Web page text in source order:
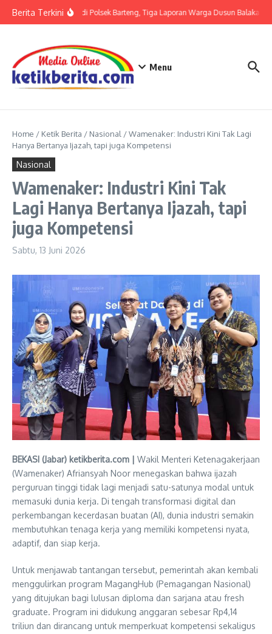
Berita TerkiniTerkait LP di Polsek Barteng, Tiga Laporan Warga Dusun Balaka di
Menu
Home / Ketik Berita / Nasional /Wamenaker: Industri Kini Tak Lagi
Hanya Bertanya Ijazah, tapi juga Kompetensi
Nasional
Wamenaker: Industri Kini Tak
Lagi Hanya Bertanya Ijazah, tapi
juga Kompetensi
Sabtu, 13 Juni 2026
BEKASI (Jabar) ketikberita.com | Wakil Menteri Ketenagakerjaan
(Wamenaker) Afriansyah Noor menegaskan bahwa ijazah
perguruan tinggi tidak lagi menjadi satu-satunya modal untuk
memasuki dunia kerja. Di tengah transformasi digital dan
perkembangan kecerdasan buatan (AI), dunia industri semakin
membutuhkan tenaga kerja yang memiliki kompetensi nyata,
adaptif, dan siap kerja.
Untuk menjawab tantangan tersebut, pemerintah akan kembali
menggulirkan program MagangHub (Pemagangan Nasional)
yang ditujukan bagi lulusan diploma dan sarjana atau fresh
graduate. Program ini didukung anggaran sebesar Rp4,14
triliun dan dirancang untuk memperkuat kompetensi sekaligus